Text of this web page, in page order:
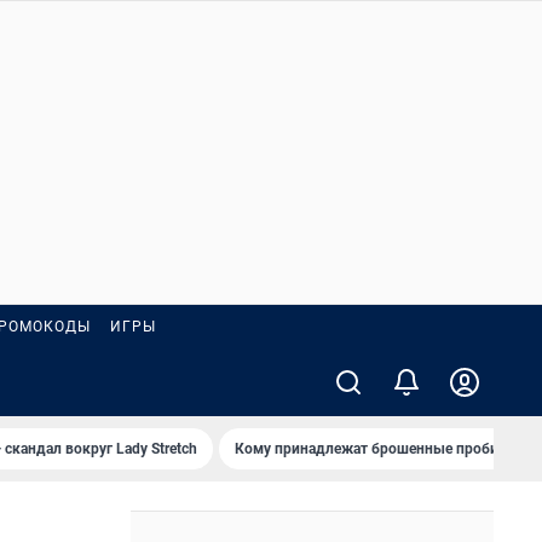
ИГРЫ
вокруг Lady Stretch Кому принадлежат брошенные пробирки?